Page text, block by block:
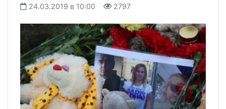
24.03.2019 в 10:00 2797